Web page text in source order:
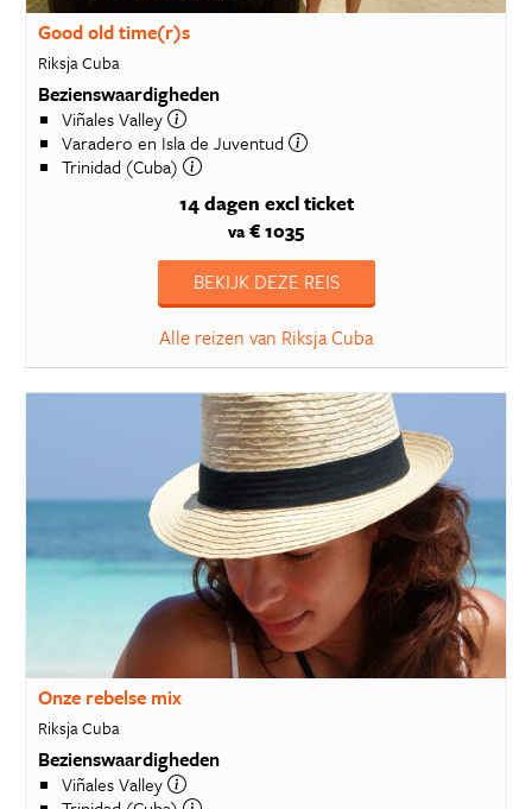
Good old time(r)s
Riksja Cuba
Bezienswaardigheden
Viñales Valley
Varadero en Isla de Juventud
Trinidad (Cuba)
14 dagen excl ticket
va € 1035
BEKIJK DEZE REIS
Alle reizen van Riksja Cuba
Onze rebelse mix
Riksja Cuba
Bezienswaardigheden
Viñales Valley